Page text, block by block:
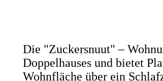
Die "Zuckersnuut" –
Doppelhauses und bietet
Wohnfläche über ein